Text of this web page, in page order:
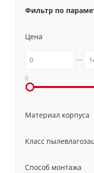
Фильтр по
Цена
0
Материал корпуса
Класс
Способ монтажа